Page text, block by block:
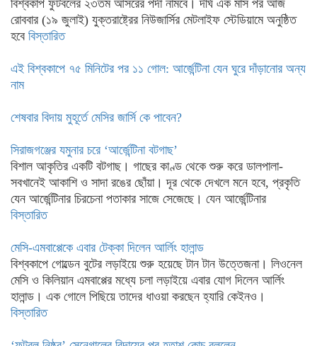
বিশ্বকাপ ফুটবলের ২৩তম আসরের পর্দা নামবে। দীর্ঘ এক মাস পর আজ
রোববার (১৯ জুলাই) যুক্তরাষ্ট্রের নিউজার্সির মেটলাইফ স্টেডিয়ামে অনুষ্ঠিত
হবে বিস্তারিত
এই বিশ্বকাপে ৭৫ মিনিটের পর ১১ গোল: আর্জেন্টিনা যেন ঘুরে দাঁড়ানোর অন্য
নাম
শেষবার বিদায় মুহূর্তে মেসির জার্সি কে পাবেন?
সিরাজগঞ্জের যমুনার চরে ‘আর্জেন্টিনা বটগাছ’
বিশাল আকৃতির একটি বটগাছ। গাছের কাণ্ড থেকে শুরু করে ডালপালা-
সবখানেই আকাশি ও সাদা রঙের ছোঁয়া। দূর থেকে দেখলে মনে হবে, প্রকৃতি
যেন আর্জেন্টিনার চিরচেনা পতাকার সাজে সেজেছে। যেন আর্জেন্টিনার
বিস্তারিত
মেসি-এমবাপ্পেকে এবার টেক্কা দিলেন আর্লিং হালান্ড
বিশ্বকাপে গোল্ডেন বুটের লড়াইয়ে শুরু হয়েছে টান টান উত্তেজনা। লিওনেল
মেসি ও কিলিয়ান এমবাপ্পের মধ্যে চলা লড়াইয়ে এবার যোগ দিলেন আর্লিং
হালান্ড। এক গোলে পিছিয়ে তাদের ধাওয়া করছেন হ্যারি কেইনও।
বিস্তারিত